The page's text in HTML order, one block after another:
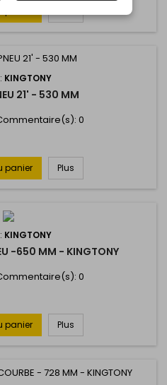
KINGTONY
21' - 530 MM
0
panier Plus
KINGTONY
-650 MM - KINGTONY
0
panier Plus